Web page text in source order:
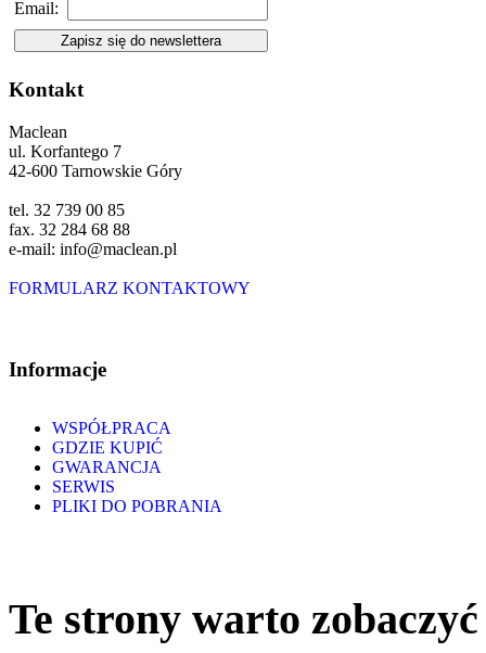
Email:
Kontakt
Maclean
ul. Korfantego 7
42-600 Tarnowskie Góry
tel. 32 739 00 85
fax. 32 284 68 88
e-mail: info@maclean.pl
FORMULARZ KONTAKTOWY
Informacje
WSPÓŁPRACA
GDZIE KUPIĆ
GWARANCJA
SERWIS
PLIKI DO POBRANIA
Te strony warto zobaczyć